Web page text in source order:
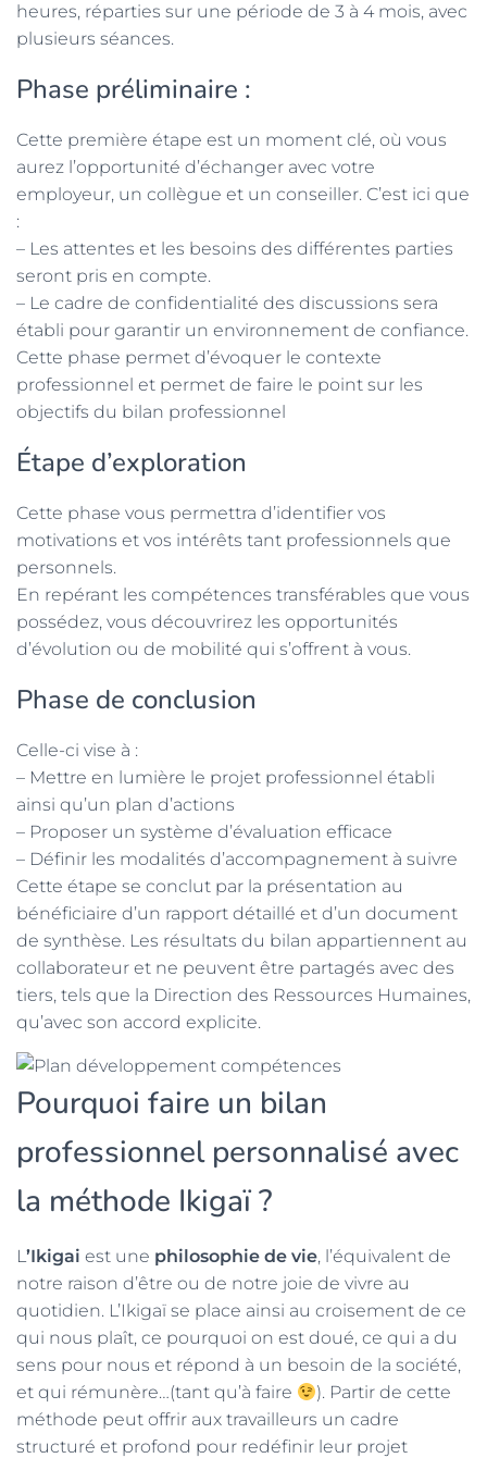
heures, réparties sur une période de 3 à 4 mois, avec
plusieurs séances.
Phase préliminaire :
Cette première étape est un moment clé, où vous
aurez l’opportunité d’échanger avec votre
employeur, un collègue et un conseiller. C’est ici que
:
– Les attentes et les besoins des différentes parties
seront pris en compte.
– Le cadre de confidentialité des discussions sera
établi pour garantir un environnement de confiance.
Cette phase permet d’évoquer le contexte
professionnel et permet de faire le point sur les
objectifs du bilan professionnel
Étape d’exploration
Cette phase vous permettra d’identifier vos
motivations et vos intérêts tant professionnels que
personnels.
En repérant les compétences transférables que vous
possédez, vous découvrirez les opportunités
d’évolution ou de mobilité qui s’offrent à vous.
Phase de conclusion
Celle-ci vise à :
– Mettre en lumière le projet professionnel établi
ainsi qu’un plan d’actions
– Proposer un système d’évaluation efficace
– Définir les modalités d’accompagnement à suivre
Cette étape se conclut par la présentation au
bénéficiaire d’un rapport détaillé et d’un document
de synthèse. Les résultats du bilan appartiennent au
collaborateur et ne peuvent être partagés avec des
tiers, tels que la Direction des Ressources Humaines,
qu’avec son accord explicite.
Pourquoi faire un bilan
professionnel personnalisé avec
la méthode Ikigaï ?
L’Ikigai est une philosophie de vie, l’équivalent de
notre raison d’être ou de notre joie de vivre au
quotidien. L’Ikigaï se place ainsi au croisement de ce
qui nous plaît, ce pourquoi on est doué, ce qui a du
sens pour nous et répond à un besoin de la société,
et qui rémunère…(tant qu’à faire
). Partir de cette
méthode peut offrir aux travailleurs un cadre
structuré et profond pour redéfinir leur projet